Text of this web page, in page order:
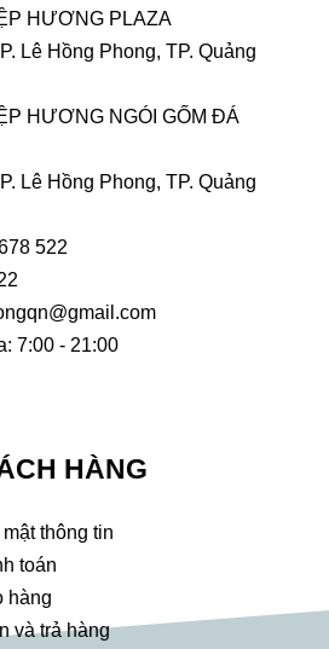
HƯƠNG PLAZA
Lê Hồng Phong, TP. Quảng
HƯƠNG NGÓI GỐM ĐÁ
Lê Hồng Phong, TP. Quảng
522
7:00 - 21:00
HÀNG
thông tin
toán
hàng
và trả hàng